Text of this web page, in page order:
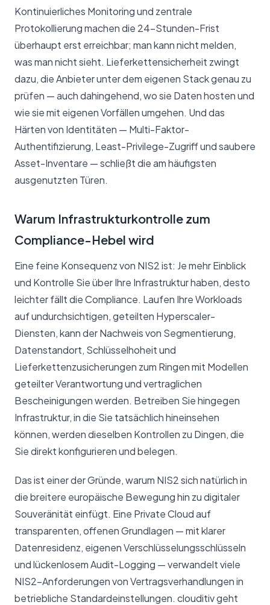
Kontinuierliches Monitoring und zentrale
Protokollierung machen die 24-Stunden-Frist
überhaupt erst erreichbar; man kann nicht melden,
was man nicht sieht. Lieferkettensicherheit zwingt
dazu, die Anbieter unter dem eigenen Stack genau zu
prüfen — auch dahingehend, wo sie Daten hosten und
wie sie mit eigenen Vorfällen umgehen. Und das
Härten von Identitäten — Multi-Faktor-
Authentifizierung, Least-Privilege-Zugriff und saubere
Asset-Inventare — schließt die am häufigsten
ausgenutzten Türen.
Warum Infrastrukturkontrolle zum
Compliance-Hebel wird
Eine feine Konsequenz von NIS2 ist: Je mehr Einblick
und Kontrolle Sie über Ihre Infrastruktur haben, desto
leichter fällt die Compliance. Laufen Ihre Workloads
auf undurchsichtigen, geteilten Hyperscaler-
Diensten, kann der Nachweis von Segmentierung,
Datenstandort, Schlüsselhoheit und
Lieferkettenzusicherungen zum Ringen mit Modellen
geteilter Verantwortung und vertraglichen
Bescheinigungen werden. Betreiben Sie hingegen
Infrastruktur, in die Sie tatsächlich hineinsehen
können, werden dieselben Kontrollen zu Dingen, die
Sie direkt konfigurieren und belegen.
Das ist einer der Gründe, warum NIS2 sich natürlich in
die breitere europäische Bewegung hin zu digitaler
Souveränität einfügt. Eine Private Cloud auf
transparenten, offenen Grundlagen — mit klarer
Datenresidenz, eigenen Verschlüsselungsschlüsseln
und lückenlosem Audit-Logging — verwandelt viele
NIS2-Anforderungen von Vertragsverhandlungen in
betriebliche Standardeinstellungen. clouditiv geht